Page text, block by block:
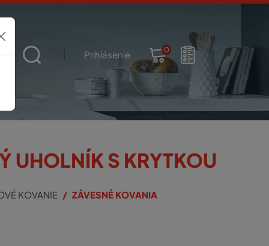
Prihlásenie 0
UHOLNÍK S KRYTKOU
KOVANIE ZÁVESNÉ KOVANIA